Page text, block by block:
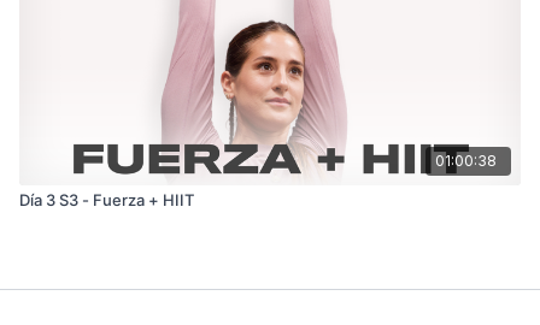
01:00:38
Día 3 S3 - Fuerza + HIIT